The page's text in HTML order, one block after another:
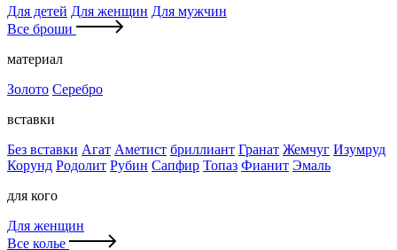
Для детей Для женщин Для мужчин
Все броши
материал
Золото Серебро
вставки
Без вставки Агат Аметист бриллиант Гранат Жемчуг Изумруд
Корунд Родолит Рубин Сапфир Топаз Фианит Эмаль
для кого
Для женщин
Все колье